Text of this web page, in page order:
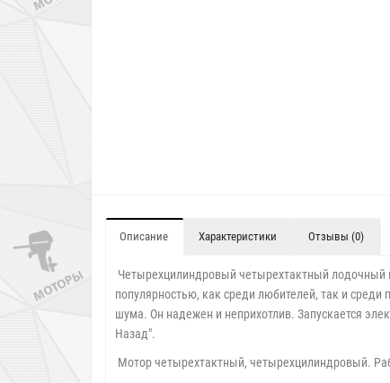
Описание Характеристики Отзывы (0)
Четырехцилиндровый четырехтактный лодочный
популярностью, как среди любителей, так и
шума. Он надежен и неприхотлив. Запускается
Назад".
Мотор четырехтактный, четырехцилиндровый.